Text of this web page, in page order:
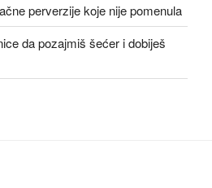
perverzije koje nije pomenula
da pozajmiš šećer i dobiješ